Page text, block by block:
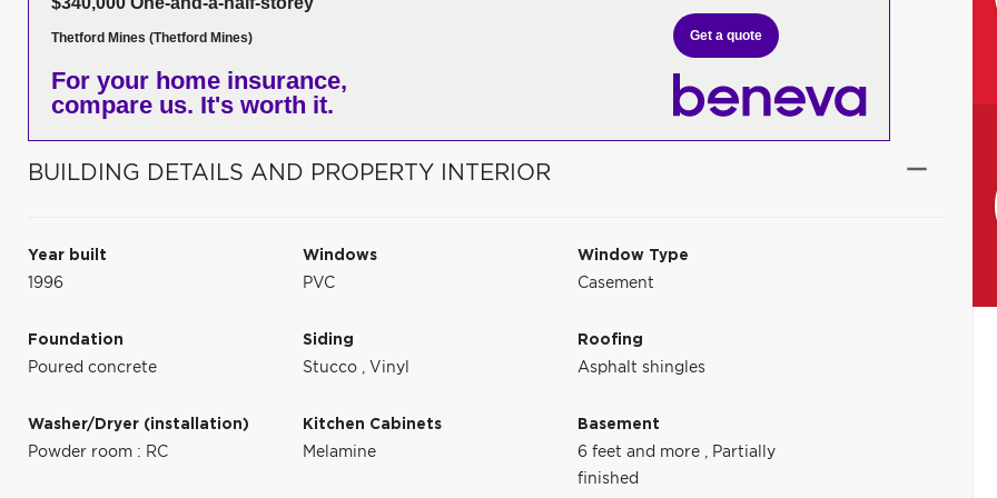
Thetford Mines (Thetford Mines)
For your home insurance,
compare us. It's worth it.
Get a quote
BUILDING DETAILS AND PROPERTY INTERIOR
Year built
1996
Windows
PVC
Window Type
Casement
Foundation
Poured concrete
Siding
Stucco , Vinyl
Roofing
Asphalt shingles
Washer/Dryer (installation)
Powder room : RC
Kitchen Cabinets
Melamine
Basement
6 feet and more , Partially
finished